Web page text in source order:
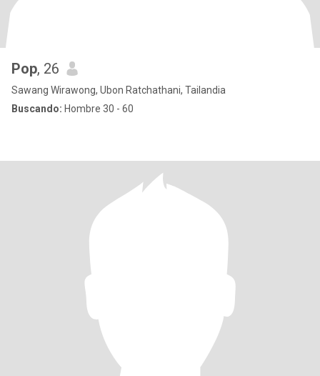
Pop, 26
Sawang Wirawong, Ubon Ratchathani, Tailandia
Buscando: Hombre 30 - 60